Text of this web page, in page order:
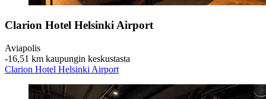
Clarion Hotel Helsinki Airport
Aviapolis
‐16,51 km kaupungin keskustasta
Clarion Hotel Helsinki Airport